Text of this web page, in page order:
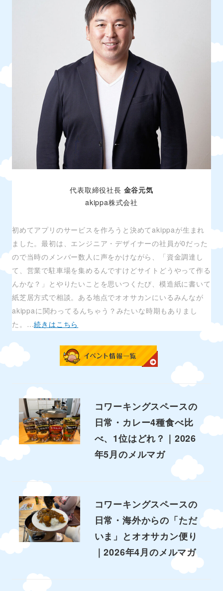
代表取締役社長 金谷元気
akippa株式会社
初めてアプリのサービスを作ろうと決めてakippaが生まれ
ました。最初は、エンジニア・デザイナーの社員が0だった
ので当時のメンバー数人に声をかけながら、「資金調達し
て、営業で駐車場を集めるんですけどサイトどうやって作る
んかな？」とやりたいことを思いつくたび、模造紙に書いて
紙芝居方式で相談。ある地点でオオサカンにいるみんなが
akippaに関わってるんちゃう？みたいな時期もありまし
た。…続きはこちら
コワーキングスペースの
日常・カレー4種食べ比
べ、1位はどれ？｜2026
年5月のメルマガ
コワーキングスペースの
日常・海外からの「ただ
いま」とオオサカン便り
｜2026年4月のメルマガ